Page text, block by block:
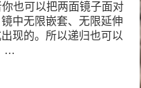
也可以把两面镜子面对
中无限嵌套、无限延伸
现的。所以递归也可以
…